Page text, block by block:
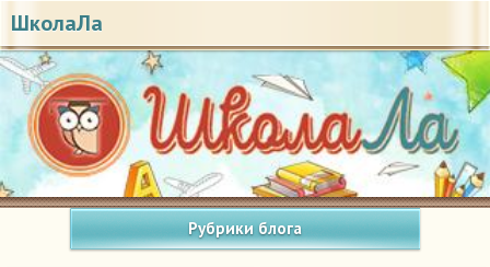
ШколаЛа
Рубрики блога